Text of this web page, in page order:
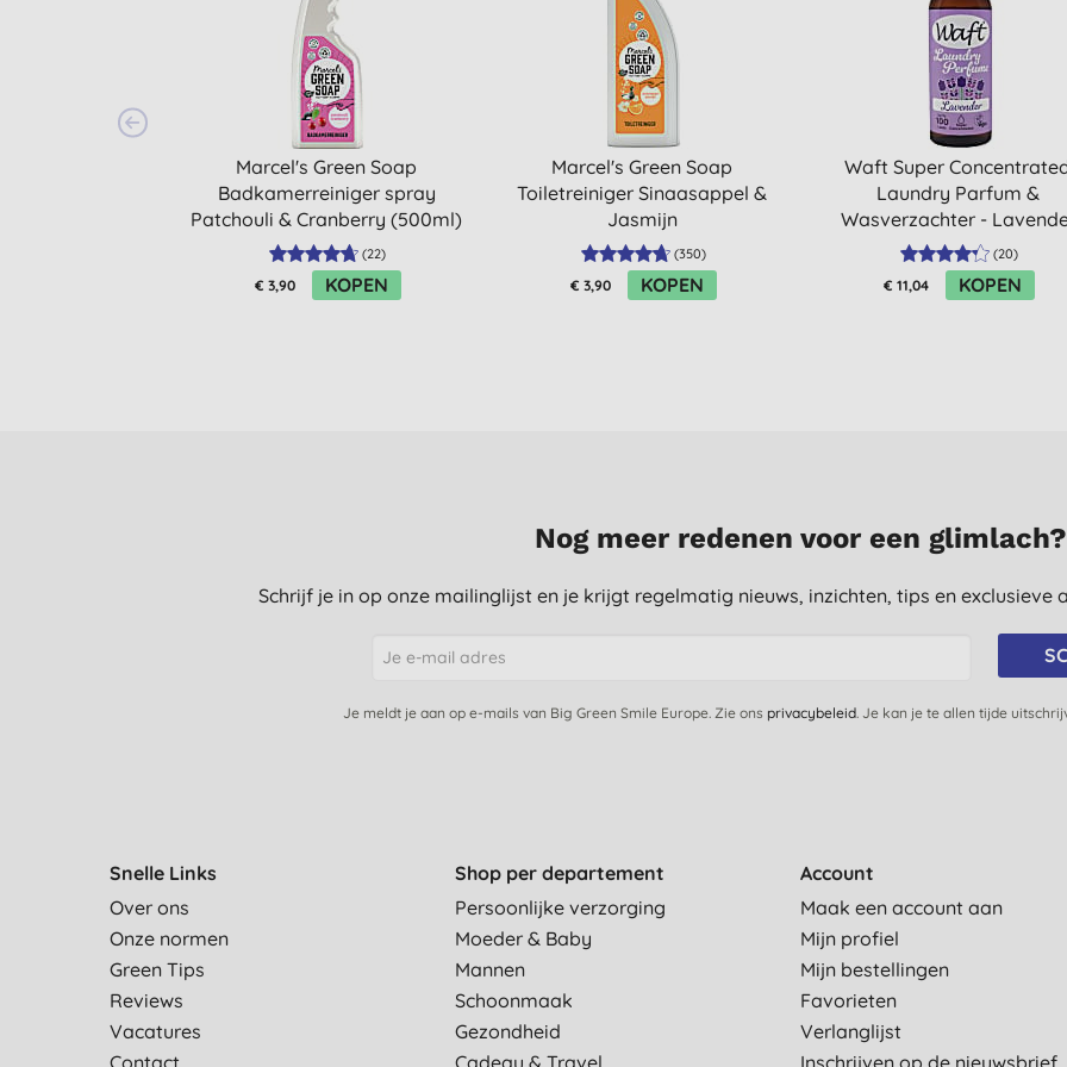
Marcel's Green Soap
Badkamerreiniger spray
Patchouli & Cranberry (500ml)
(22)
€ 3,90 KOPEN
Marcel's Green Soap
Toiletreiniger Sinaasappel &
Jasmijn
(350)
€ 3,90 KOPEN
Waft Super
Laundry Parfum &
Wasverzachter -
50ml
(20)
€ 11,04 KOPEN
Nog meer redenen voor een glimlach?
Schrijf je in op onze mailinglijst en je krijgt regelmatig nieuws, inzichten, tips en exclusieve
Je meldt je aan op e-mails van Big Green Smile Europe. Zie ons privacybeleid. Je kan je te allen tijde
Snelle Links
Over ons
Onze normen
Green Tips
Reviews
Vacatures
Shop per departement
Persoonlijke verzorging
Moeder & Baby
Mannen
Schoonmaak
Gezondheid
Account
Maak een account aan
Mijn profiel
Mijn bestellingen
Favorieten
Verlanglijst